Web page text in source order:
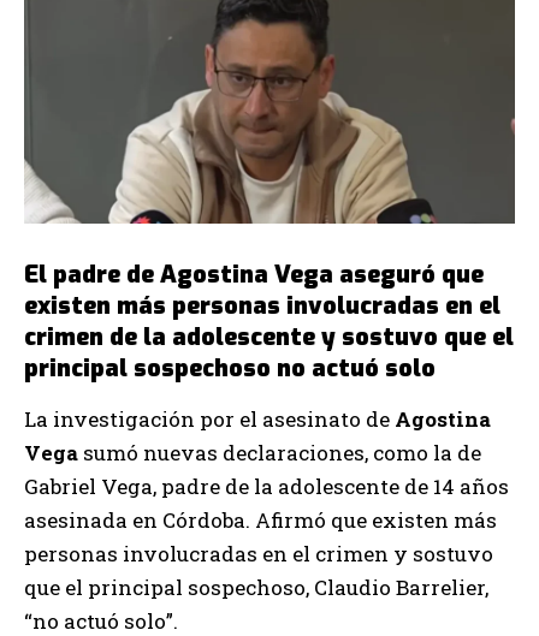
El padre de Agostina Vega aseguró que
existen más personas involucradas en el
crimen de la adolescente y sostuvo que el
principal sospechoso no actuó solo
La investigación por el asesinato de Agostina
Vega sumó nuevas declaraciones, como la de
Gabriel Vega, padre de la adolescente de 14 años
asesinada en Córdoba. Afirmó que existen más
personas involucradas en el crimen y sostuvo
que el principal sospechoso, Claudio Barrelier,
“no actuó solo”.